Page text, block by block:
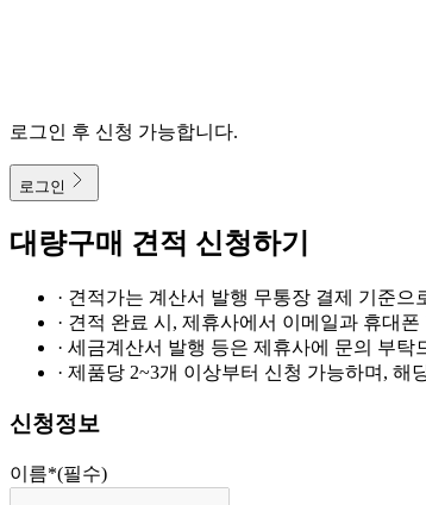
로그인 후 신청 가능합니다.
로그인
대량구매 견적 신청하기
· 견적가는 계산서 발행 무통장 결제 기준으
· 견적 완료 시, 제휴사에서 이메일과 휴대
· 세금계산서 발행 등은 제휴사에 문의 부탁
· 제품당 2~3개 이상부터 신청 가능하며,
신청정보
이름*(필수)